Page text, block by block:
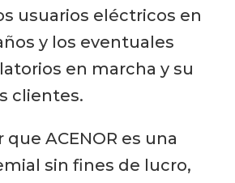
usuarios eléctricos en
y los eventuales
en marcha y su
clientes.
ACENOR es una
sin fines de lucro,